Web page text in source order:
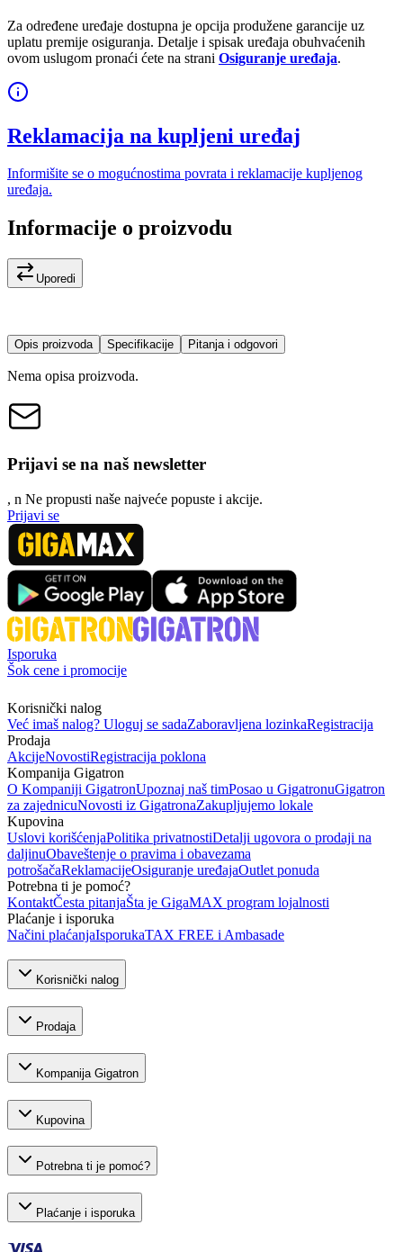
Za određene uređaje dostupna je opcija produžene garancije uz
uplatu premije osiguranja. Detalje i spisak uređaja obuhvaćenih
ovom uslugom pronaći ćete na strani Osiguranje uređaja.
Reklamacija na kupljeni uređaj
Informišite se o mogućnostima povrata i reklamacije kupljenog
uređaja.
Informacije o proizvodu
Uporedi
Opis proizvoda Specifikacije Pitanja i odgovori
Nema opisa proizvoda.
Prijavi se na naš newsletter
, n Ne propusti naše najveće popuste i akcije.
Prijavi se
Isporuka
Šok cene i promocije
Korisnički nalog
Već imaš nalog? Uloguj se sadaZaboravljena lozinkaRegistracija
Prodaja
AkcijeNovostiRegistracija poklona
Kompanija Gigatron
O Kompaniji GigatronUpoznaj naš timPosao u GigatronuGigatron
za zajednicuNovosti iz GigatronaZakupljujemo lokale
Kupovina
Uslovi korišćenjaPolitika privatnostiDetalji ugovora o prodaji na
daljinuObaveštenje o pravima i obavezama
potrošačaReklamacijeOsiguranje uređajaOutlet ponuda
Potrebna ti je pomoć?
KontaktČesta pitanjaŠta je GigaMAX program lojalnosti
Plaćanje i isporuka
Načini plaćanjaIsporukaTAX FREE i Ambasade
Korisnički nalog
Prodaja
Kompanija Gigatron
Kupovina
Potrebna ti je pomoć?
Plaćanje i isporuka